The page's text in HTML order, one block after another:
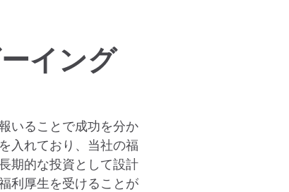
イング
いることで成功を分か
入れており、当社の福
期的な投資として設計
利厚生を受けることが